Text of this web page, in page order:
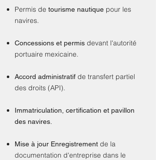
Permis de tourisme nautique pour les
navires.
Concessions et permis devant l'autorité
portuaire mexicaine.
Accord administratif de transfert partiel
des droits (API).
Immatriculation, certification et pavillon
des navires.
Mise à jour Enregistrement de la
documentation d'entreprise dans le